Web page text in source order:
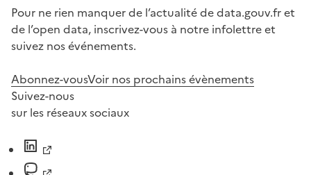
Pour ne rien manquer de l’actualité de data.gouv.fr et
de l’open data, inscrivez-vous à notre infolettre et
suivez nos événements.
Abonnez-vousVoir nos prochains évènements
Suivez-nous
sur les réseaux sociaux